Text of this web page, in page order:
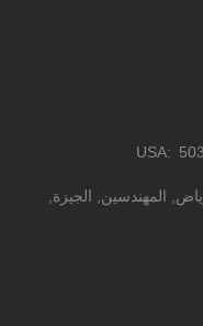
USA
رياض, المهندسين, الجيزة,